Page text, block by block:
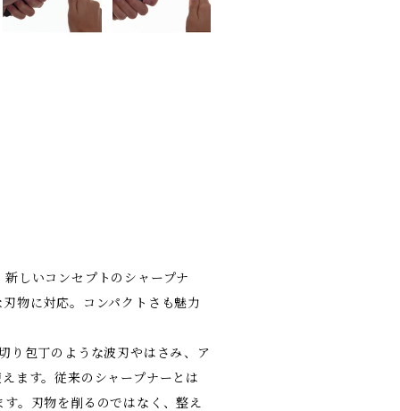
しいコンセプトのシャープナ
物に対応。コンパクトさも魅力
り包丁のような波刃やはさみ、ア
ます。従来のシャープナーとは
。刃物を削るのではなく、整え